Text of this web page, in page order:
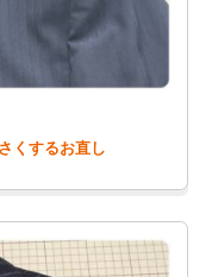
くするお直し